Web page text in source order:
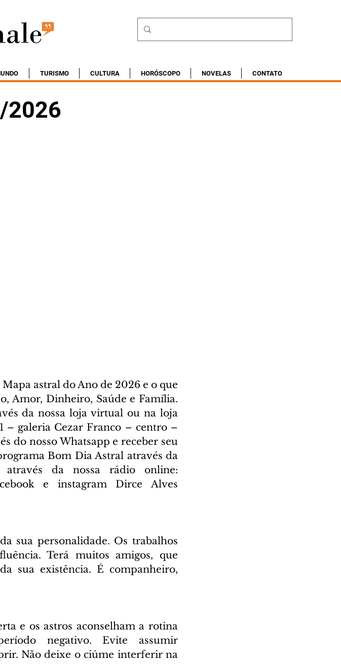
TURISMO CULTURA HORÓSCOPO NOVELAS CONTATO
2026
astral do Ano de 2026 e o que
Amor, Dinheiro, Saúde e Família.
da nossa loja virtual ou na loja
– galeria Cezar Franco – centro –
do nosso Whatsapp e receber seu
Bom Dia Astral através da
e instagram Dirce Alves
sua personalidade. Os trabalhos
Terá muitos amigos, que
sua existência. É companheiro,
e os astros aconselham a rotina
negativo. Evite assumir
Não deixe o ciúme interferir na